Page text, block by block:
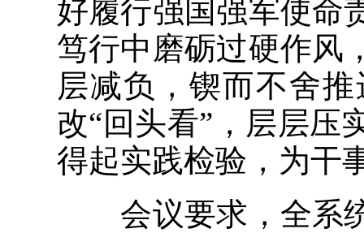
好履行强国强军使命
笃行中磨砺过硬作风
层减负，锲而不舍
改“回头看”，层层压
得起实践检验，为干
会议要求，全系统